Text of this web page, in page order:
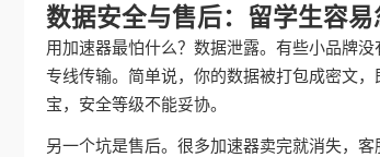
数据安全与售后：留学生容
用加速器最怕什么？数据泄露。有些小品牌
专线传输。简单说，你的数据被打包成密文
宝，安全等级不能妥协。
另一个坑是售后。很多加速器卖完就消失，客